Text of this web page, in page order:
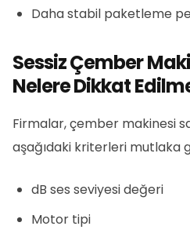
Daha stabil paketleme
Sessiz Çember
Nelere Dikkat
Firmalar, çember makinesi
aşağıdaki kriterleri mutlaka
dB ses seviyesi değeri
Motor tipi